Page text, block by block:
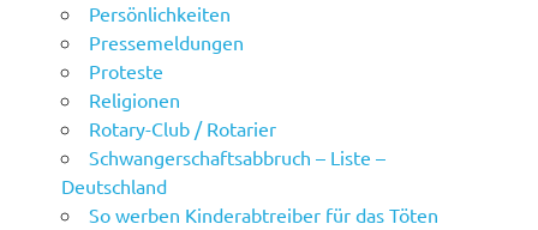
Persönlichkeiten
Pressemeldungen
Proteste
Religionen
Rotary-Club / Rotarier
Schwangerschaftsabbruch – Liste –
Deutschland
So werben Kinderabtreiber für das Töten